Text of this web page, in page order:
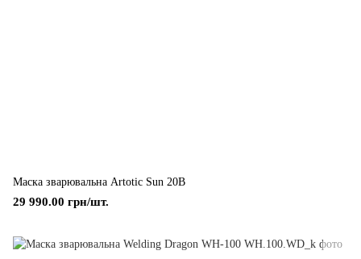
Маска зварювальна Artotic Sun 20B
29 990.00 грн/шт.